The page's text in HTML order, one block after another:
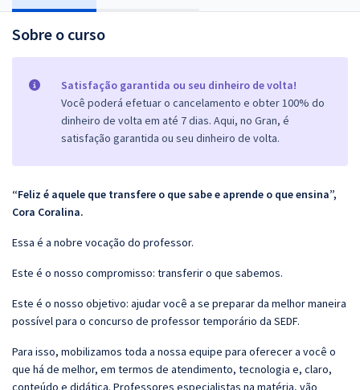
Sobre o curso
Satisfação garantida ou seu dinheiro de volta!
Você poderá efetuar o cancelamento e obter 100% do
dinheiro de volta em até 7 dias. Aqui, no Gran, é
satisfação garantida ou seu dinheiro de volta.
“Feliz é aquele que transfere o que sabe e aprende o que ensina”,
Cora Coralina.
Essa é a nobre vocação do professor.
Este é o nosso compromisso: transferir o que sabemos.
Este é o nosso objetivo: ajudar você a se preparar da melhor maneira
possível para o concurso de professor temporário da SEDF.
Para isso, mobilizamos toda a nossa equipe para oferecer a você o
que há de melhor, em termos de atendimento, tecnologia e, claro,
conteúdo e didática. Professores especialistas na matéria, vão